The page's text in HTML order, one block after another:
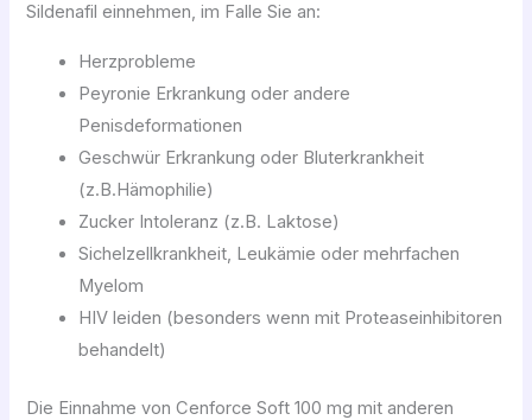
Sildenafil einnehmen, im Falle Sie an:
Herzprobleme
Peyronie Erkrankung oder andere
Penisdeformationen
Geschwür Erkrankung oder Bluterkrankheit
(z.B.Hämophilie)
Zucker Intoleranz (z.B. Laktose)
Sichelzellkrankheit, Leukämie oder mehrfachen
Myelom
HIV leiden (besonders wenn mit Proteaseinhibitoren
behandelt)
Die Einnahme von Cenforce Soft 100 mg mit anderen